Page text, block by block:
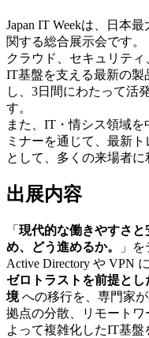
Japan IT Weekは、日本
関する総合展示会です。
クラウド、セキュリテ
IT基盤を支える最新の製
し、3日間にわたって活
す。
また、IT・情シス領域
ミナーを通じて、最新
として、多くの来場者に
出展内容
「 現代的な働きやすさ
め、どう進めるか。
」
Active Directory や VPN
ゼロトラストを前提と
境への移行を、専門家が
拠点の分散、リモート
よって複雑化したIT基盤